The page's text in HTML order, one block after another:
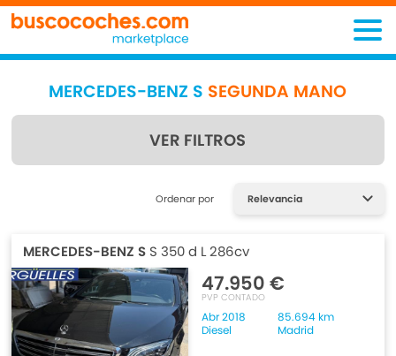
MERCEDES-BENZ S SEGUNDA MANO
VER FILTROS
Encuentra lo que estás
Ordenar por
MERCEDES-BENZ S S 350 d L 286cv
47.950 €
PVP CONTADO
Abr 2018
85.694 km
Diesel
Madrid